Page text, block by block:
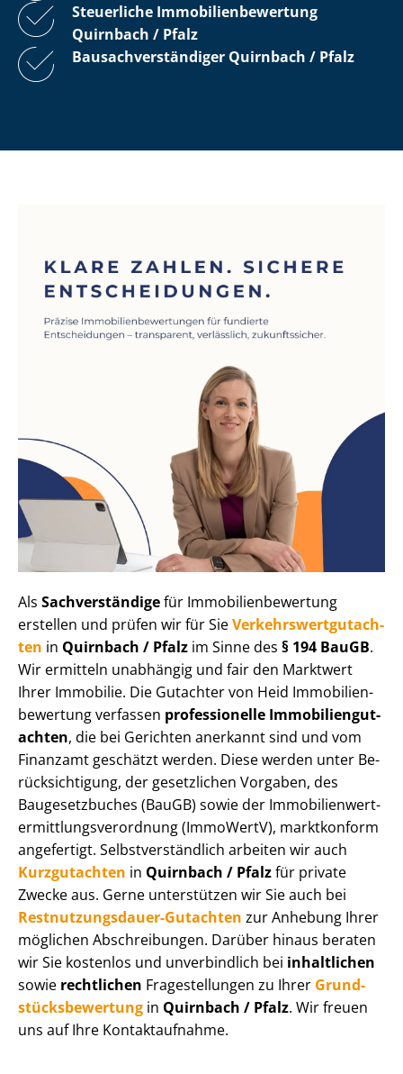
Steuerliche Im­mo­bi­li­en­be­wer­tung
Quirnbach / Pfalz
Bau­sach­ver­stän­di­ger Quirnbach / Pfalz
Als Sachverständigefür Im­mo­bi­li­en­be­wer­tung
erstellen und prüfen wir für SieVer­kehrs­wert­gut­ach­
ten in Quirnbach / Pfalz im Sinne des § 194 BauGB.
Wir ermitteln unabhängig und fair den Marktwert
Ihrer Immobilie. Die Gutachter von Heid Im­mo­bi­li­en­
be­wer­tung verfassen professionelle Im­mo­bi­li­en­gut­
ach­ten, die bei Gerichten anerkannt sind und vom
Finanzamt geschätzt werden. Diese werden unter Be­
rück­sich­ti­gung, der gesetzlichen Vorgaben, des
Baugesetzbuches (BauGB) sowie der Im­mo­bi­li­en­wert­
ermitt­lungs­ver­ord­nung (ImmoWertV), marktkonform
angefertigt. Selbst­ver­ständ­lich arbeiten wir auch
Kurzgutachten in Quirnbach / Pfalzfür private
Zwecke aus. Gerne unterstützen wir Sie auch bei
Rest­nut­zungs­dau­er-Gutachten zur Anhebung Ihrer
möglichen Abschreibungen. Darüber hinaus beraten
wir Sie kostenlos und unverbindlich bei inhaltlichen
sowie rechtlichen Fragestellungen zu Ihrer Grund­
stücks­be­wer­tung in Quirnbach / Pfalz. Wir freuen
uns auf Ihre Kontaktaufnahme.